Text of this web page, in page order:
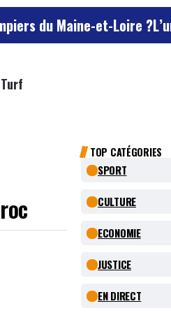
et-Loire ?L’un des
Turf
TOP CATÉGORIES
SPORT
CULTURE
ECONOMIE
JUSTICE
EN DIRECT